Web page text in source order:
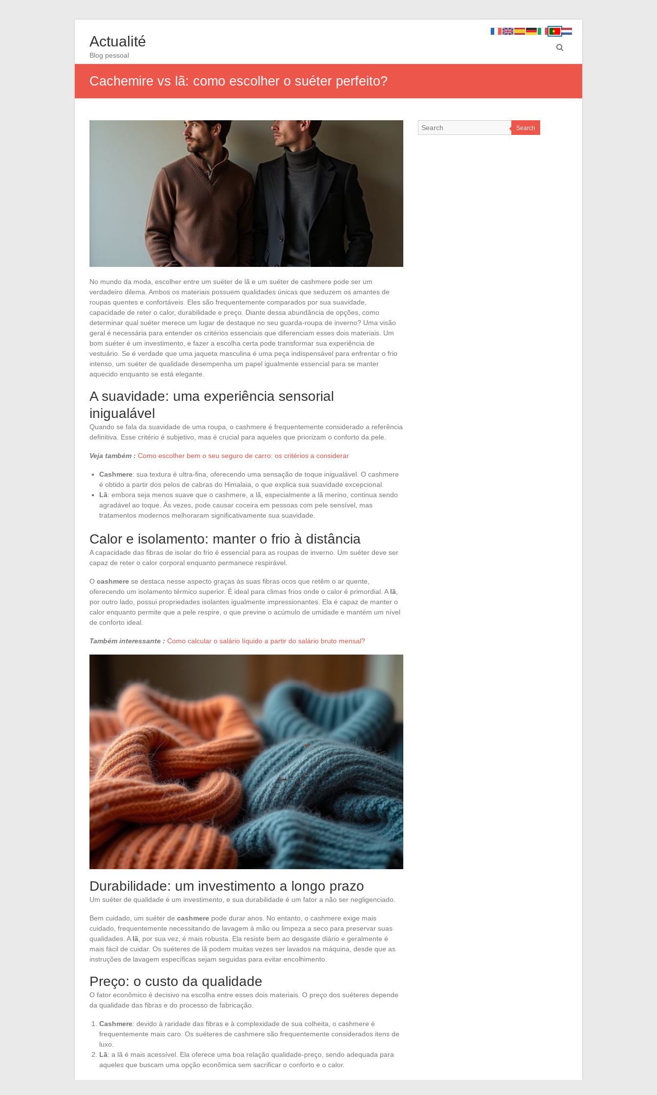
Actualité
Blog pessoal
Cachemire vs lã: como escolher o suéter perfeito?
No mundo da moda, escolher entre um suéter de lã e um suéter de cashmere pode ser um
verdadeiro dilema. Ambos os materiais possuem qualidades únicas que seduzem os amantes de
roupas quentes e confortáveis. Eles são frequentemente comparados por sua suavidade,
capacidade de reter o calor, durabilidade e preço. Diante dessa abundância de opções, como
determinar qual suéter merece um lugar de destaque no seu guarda-roupa de inverno? Uma visão
geral é necessária para entender os critérios essenciais que diferenciam esses dois materiais. Um
bom suéter é um investimento, e fazer a escolha certa pode transformar sua experiência de
vestuário. Se é verdade que uma jaqueta masculina é uma peça indispensável para enfrentar o frio
intenso, um suéter de qualidade desempenha um papel igualmente essencial para se manter
aquecido enquanto se está elegante.
A suavidade: uma experiência sensorial
inigualável
Quando se fala da suavidade de uma roupa, o cashmere é frequentemente considerado a referência
definitiva. Esse critério é subjetivo, mas é crucial para aqueles que priorizam o conforto da pele.
Veja também : Como escolher bem o seu seguro de carro: os critérios a considerar
Cashmere: sua textura é ultra-fina, oferecendo uma sensação de toque inigualável. O cashmere
é obtido a partir dos pelos de cabras do Himalaia, o que explica sua suavidade excepcional.
Lã: embora seja menos suave que o cashmere, a lã, especialmente a lã merino, continua sendo
agradável ao toque. Às vezes, pode causar coceira em pessoas com pele sensível, mas
tratamentos modernos melhoraram significativamente sua suavidade.
Calor e isolamento: manter o frio à distância
A capacidade das fibras de isolar do frio é essencial para as roupas de inverno. Um suéter deve ser
capaz de reter o calor corporal enquanto permanece respirável.
O cashmere se destaca nesse aspecto graças às suas fibras ocos que retêm o ar quente,
oferecendo um isolamento térmico superior. É ideal para climas frios onde o calor é primordial. A lã
por outro lado, possui propriedades isolantes igualmente impressionantes. Ela é capaz de manter o
calor enquanto permite que a pele respire, o que previne o acúmulo de umidade e mantém um nível
de conforto ideal.
Também interessante : Como calcular o salário líquido a partir do salário bruto mensal?
Durabilidade: um investimento a longo prazo
Um suéter de qualidade é um investimento, e sua durabilidade é um fator a não ser negligenciado.
Bem cuidado, um suéter de cashmere pode durar anos. No entanto, o cashmere exige mais
cuidado, frequentemente necessitando de lavagem à mão ou limpeza a seco para preservar suas
qualidades. A lã , por sua vez, é mais robusta. Ela resiste bem ao desgaste diário e geralmente é
mais fácil de cuidar. Os suéteres de lã podem muitas vezes ser lavados na máquina, desde que as
instruções de lavagem específicas sejam seguidas para evitar encolhimento.
Preço: o custo da qualidade
O fator econômico é decisivo na escolha entre esses dois materiais. O preço dos suéteres depende
da qualidade das fibras e do processo de fabricação.
Cashmere: devido à raridade das fibras e à complexidade de sua colheita, o cashmere é
frequentemente mais caro. Os suéteres de cashmere são frequentemente considerados itens de
luxo.
Lã: a lã é mais acessível. Ela oferece uma boa relação qualidade-preço, sendo adequada para
aqueles que buscam uma opção econômica sem sacrificar o conforto e o calor.
Search